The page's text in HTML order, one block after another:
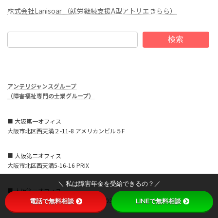
株式会社Lanisoar （就労継続支援A型アトリエきらら）
検索
アンテリジャンスグループ
（障害福祉専門の士業グループ）
■ 大阪第一オフィス
大阪市北区西天満２-11-8 アメリカンビル５F
■ 大阪第二オフィス
大阪市北区西天満5-16-16 PRIX
■ 大阪第三オフィス
大阪市北区西天満4-7-1 北ビル1号館503
＼ 私は障害年金を受給できるの？／
電話で無料相談 LINEで無料相談